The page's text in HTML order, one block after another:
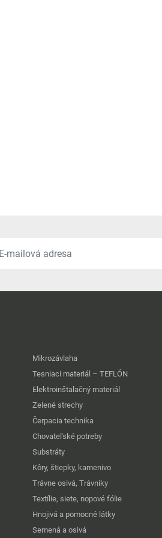
Mikrozávlaha
Tesniaci materiál – TEFLÓN
Elektroinštalačný materiál
Zelené strechy
Čerpacia technika
Chovateľské potreby
Substráty
Kôry, štiepky, kamenivo
Trávne osivá, Trávniky
Textílie, siete, nopové fólie
Hnojivá a pomocné látky
Semená a osivá